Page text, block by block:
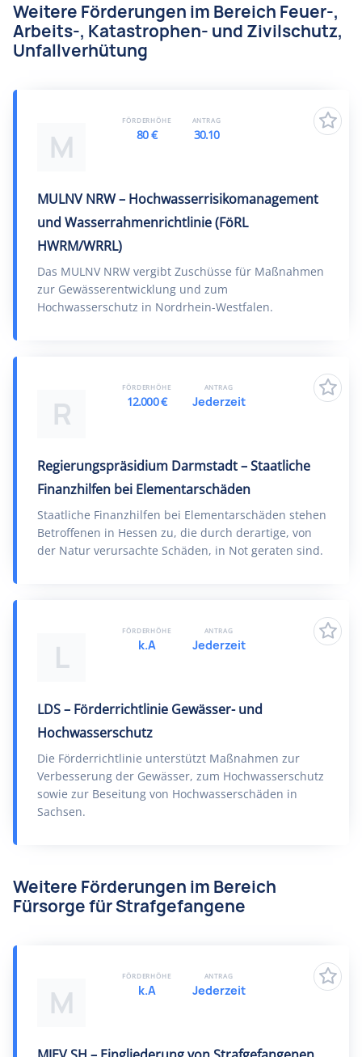
Weitere Förderungen im Bereich Feuer-,
Arbeits-, Katastrophen- und Zivilschutz,
Unfallverhütung
M
MULNV NRW – Hochwasserrisikomanagement
und Wasserrahmenrichtlinie (FöRL
HWRM/WRRL)
Das MULNV NRW vergibt Zuschüsse für Maßnahmen
zur Gewässerentwicklung und zum
Hochwasserschutz in Nordrhein-Westfalen.
FÖRDERHÖHE
80 €
ANTRAG
30.10
R
Regierungspräsidium Darmstadt – Staatliche
Finanzhilfen bei Elementarschäden
Staatliche Finanzhilfen bei Elementarschäden stehen
Betroffenen in Hessen zu, die durch derartige, von
der Natur verursachte Schäden, in Not geraten sind.
FÖRDERHÖHE
12.000 €
ANTRAG
Jederzeit
L
LDS – Förderrichtlinie Gewässer- und
Hochwasserschutz
Die Förderrichtlinie unterstützt Maßnahmen zur
Verbesserung der Gewässer, zum Hochwasserschutz
sowie zur Beseitung von Hochwasserschäden in
Sachsen.
FÖRDERHÖHE
k.A
ANTRAG
Jederzeit
Weitere Förderungen im Bereich
Fürsorge für Strafgefangene
M
FÖRDERHÖHE
k.A
ANTRAG
Jederzeit